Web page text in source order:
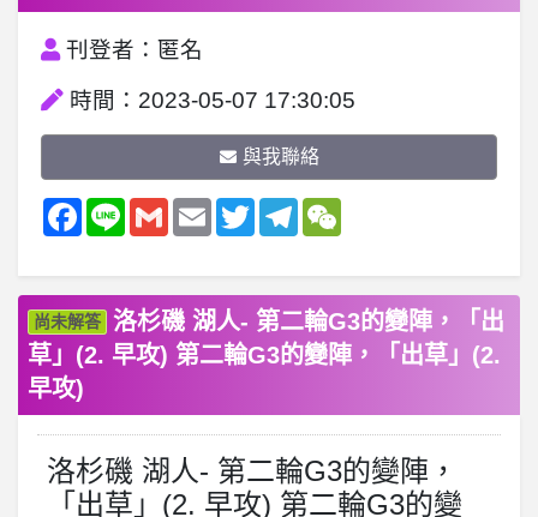
刊登者：匿名
時間：2023-05-07 17:30:05
與我聯絡
Facebook
Line GmailEmail TwitterTelegramWeChat
尚未解答
洛杉磯 湖人- 第二輪G3的變陣，「出
草」(2. 早攻) 第二輪G3的變陣，「出草」(2.
早攻)
洛杉磯 湖人- 第二輪G3的變陣，
「出草」(2. 早攻) 第二輪G3的變